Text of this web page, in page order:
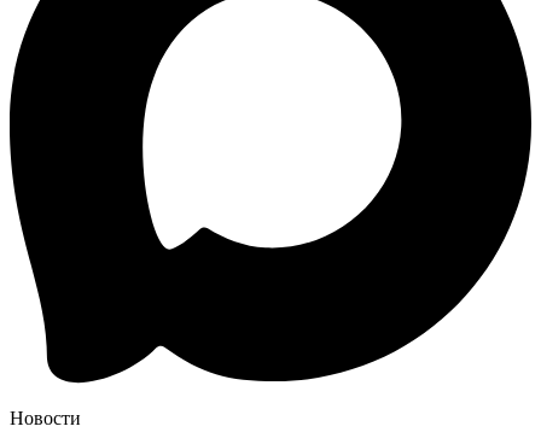
Новости